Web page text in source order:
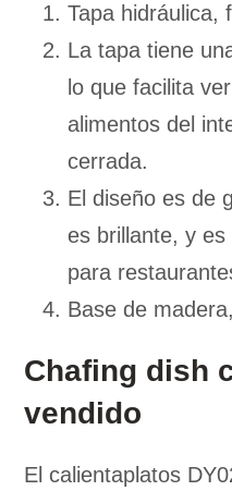
Tapa hidráulica,
La tapa tiene
lo que facilita
alimentos del
cerrada.
El diseño es de
es brillante, y
para
Base de
Chafing dish
vendido
El calientaplatos